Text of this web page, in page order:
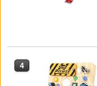
4